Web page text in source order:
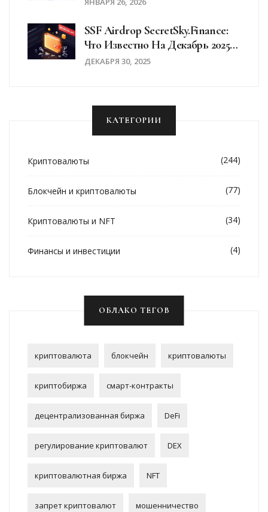
SSF Airdrop SecretSky.finance:
Что Известно На Декабрь 2025
И Стоит Ли Участвовать
ДЕКАБРЯ 30, 2025
КАТЕГОРИИ
Криптовалюты (244)
Блокчейн и криптовалюты (77)
Криптовалюты и NFT (34)
Финансы и инвестиции (4)
ОБЛАКО ТЕГОВ
криптовалюта блокчейн криптовалюты
криптобиржа смарт-контракты
децентрализованная биржа DeFi
регулирование криптовалют DEX
криптовалютная биржа NFT
запрет криптовалют мошенничество